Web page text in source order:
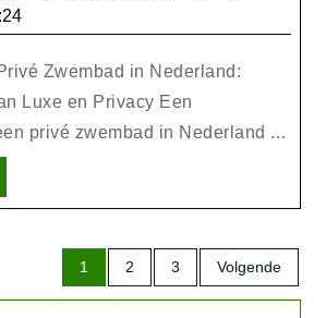
Privé
Zwembad
in
Nederland:
in
Zwembad in Nederland:
Luxe en Privacy Een
privé zwembad in Nederland ...
Berichten
paginering
1 2 3 Volgende